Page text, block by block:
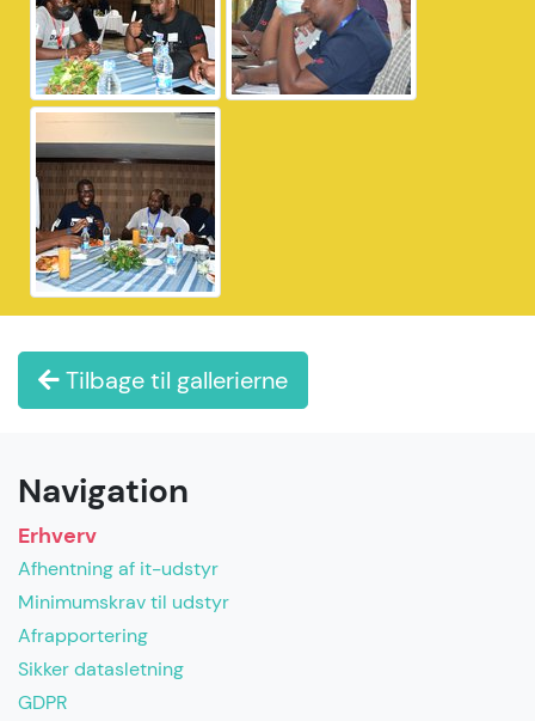
Tilbage til gallerierne
Navigation
Erhverv
Afhentning af it-udstyr
Minimumskrav til udstyr
Afrapportering
Sikker datasletning
GDPR